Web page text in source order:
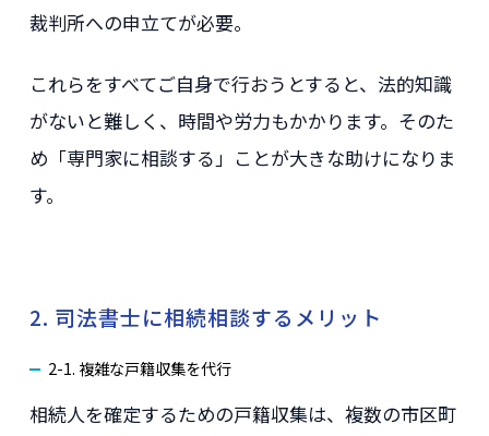
裁判所への申立てが必要。
これらをすべてご自身で行おうとすると、法的知識
がないと難しく、時間や労力もかかります。そのた
め「専門家に相談する」ことが大きな助けになりま
す。
2. 司法書士に相続相談するメリット
2-1. 複雑な戸籍収集を代行
相続人を確定するための戸籍収集は、複数の市区町